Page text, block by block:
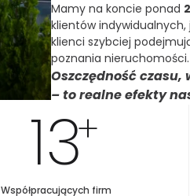
Mamy na koncie ponad
klientów
klienci szybciej
poznania nieruchomości.
Oszczędność
– to realne efekty
13+
Współpracujących firm